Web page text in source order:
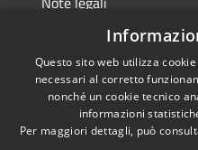
Dichiarazione di
RSS
Accessibilità
Questo sito web utilizza
necessari al corretto
nonché un cookie tecnico
informazioni
Per maggiori dettagli, può